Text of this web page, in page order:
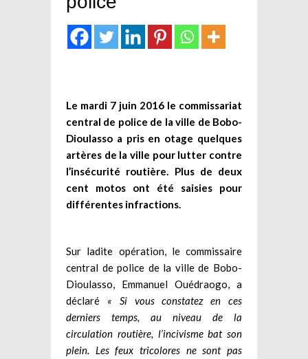
Le mardi 7 juin 2016 le commissariat
central de police de la ville de Bobo-
Dioulasso a pris en otage quelques
artères de la ville pour lutter contre
l’insécurité routière. Plus de deux
cent motos ont été saisies pour
différentes infractions.
Sur ladite opération, le commissaire
central de police de la ville de Bobo-
Dioulasso, Emmanuel Ouédraogo, a
déclaré « Si vous constatez en ces
derniers temps, au niveau de la
circulation routière, l’incivisme bat son
plein. Les feux tricolores ne sont pas